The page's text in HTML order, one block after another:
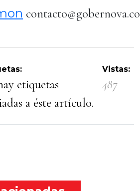
etiquetas
a éste artículo.
Vistas:
487